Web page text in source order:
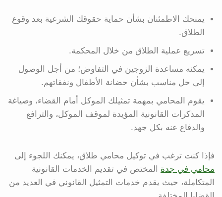
يمنحك الاطمئنان بشأن حماية حقوقك الشرعية بعد وقوع
الطلاق.
تسريع عملية الطلاق من خلال المحكمة.
يمكنه مساعدة الزوجين في التفاوض؛ من أجل الوصول
إلى حل مناسب بشأن حضانة الأطفال ونفقاتهم.
يقوم المحامي بمهمة تمثيلك الموكل أمام القضاء، وصياغة
المذكرات القانونية المؤيدة لموقف الموكل، والترافع
والدفاع عنه بكل جهد.
فإذا كنت ترغب في توكيل محامي طلاق، يمكنك اللجوء إلى
محامي في جدة المختص في تقديم الخدمات القانونية
المتكاملة، حيث يقدم خدمات التمثيل القانوني في العديد من